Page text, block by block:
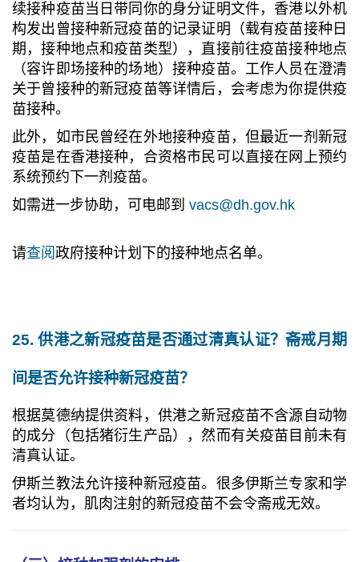
续接种疫苗当日带同你的身分证明文件，香港以外机
构发出曾接种新冠疫苗的记录证明（载有疫苗接种日
期，接种地点和疫苗类型），直接前往疫苗接种地点
（容许即场接种的场地）接种疫苗。工作人员在澄清
关于曾接种的新冠疫苗等详情后，会考虑为你提供疫
苗接种。
此外，如市民曾经在外地接种疫苗，但最近一剂新冠
疫苗是在香港接种，合资格市民可以直接在网上预约
系统预约下一剂疫苗。
如需进一步协助，可电邮到 vacs@dh.gov.hk
请查阅 政府接种计划下的接种地点名单。
25. 供港之新冠疫苗是否通过清真认证？斋戒月期
间是否允许接种新冠疫苗？
根据莫德纳提供资料，供港之新冠疫苗不含源自动物
的成分（包括猪衍生产品），然而有关疫苗目前未有
清真认证。
伊斯兰教法允许接种新冠疫苗。很多伊斯兰专家和学
者均认为，肌肉注射的新冠疫苗不会令斋戒无效。